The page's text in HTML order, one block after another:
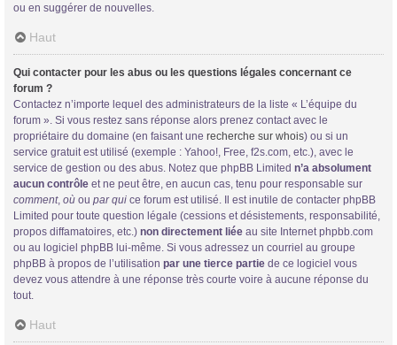
ou en suggérer de nouvelles.
Haut
Qui contacter pour les abus ou les questions légales concernant ce
forum ?
Contactez n’importe lequel des administrateurs de la liste « L’équipe du
forum ». Si vous restez sans réponse alors prenez contact avec le
propriétaire du domaine (en faisant une recherche sur whois) ou si un
service gratuit est utilisé (exemple : Yahoo!, Free, f2s.com, etc.), avec le
service de gestion ou des abus. Notez que phpBB Limited n’a absolument
aucun contrôle et ne peut être, en aucun cas, tenu pour responsable sur
comment, où ou par qui ce forum est utilisé. Il est inutile de contacter phpBB
Limited pour toute question légale (cessions et désistements, responsabilité,
propos diffamatoires, etc.) non directement liée au site Internet phpbb.com
ou au logiciel phpBB lui-même. Si vous adressez un courriel au groupe
phpBB à propos de l’utilisation par une tierce partie de ce logiciel vous
devez vous attendre à une réponse très courte voire à aucune réponse du
tout.
Haut